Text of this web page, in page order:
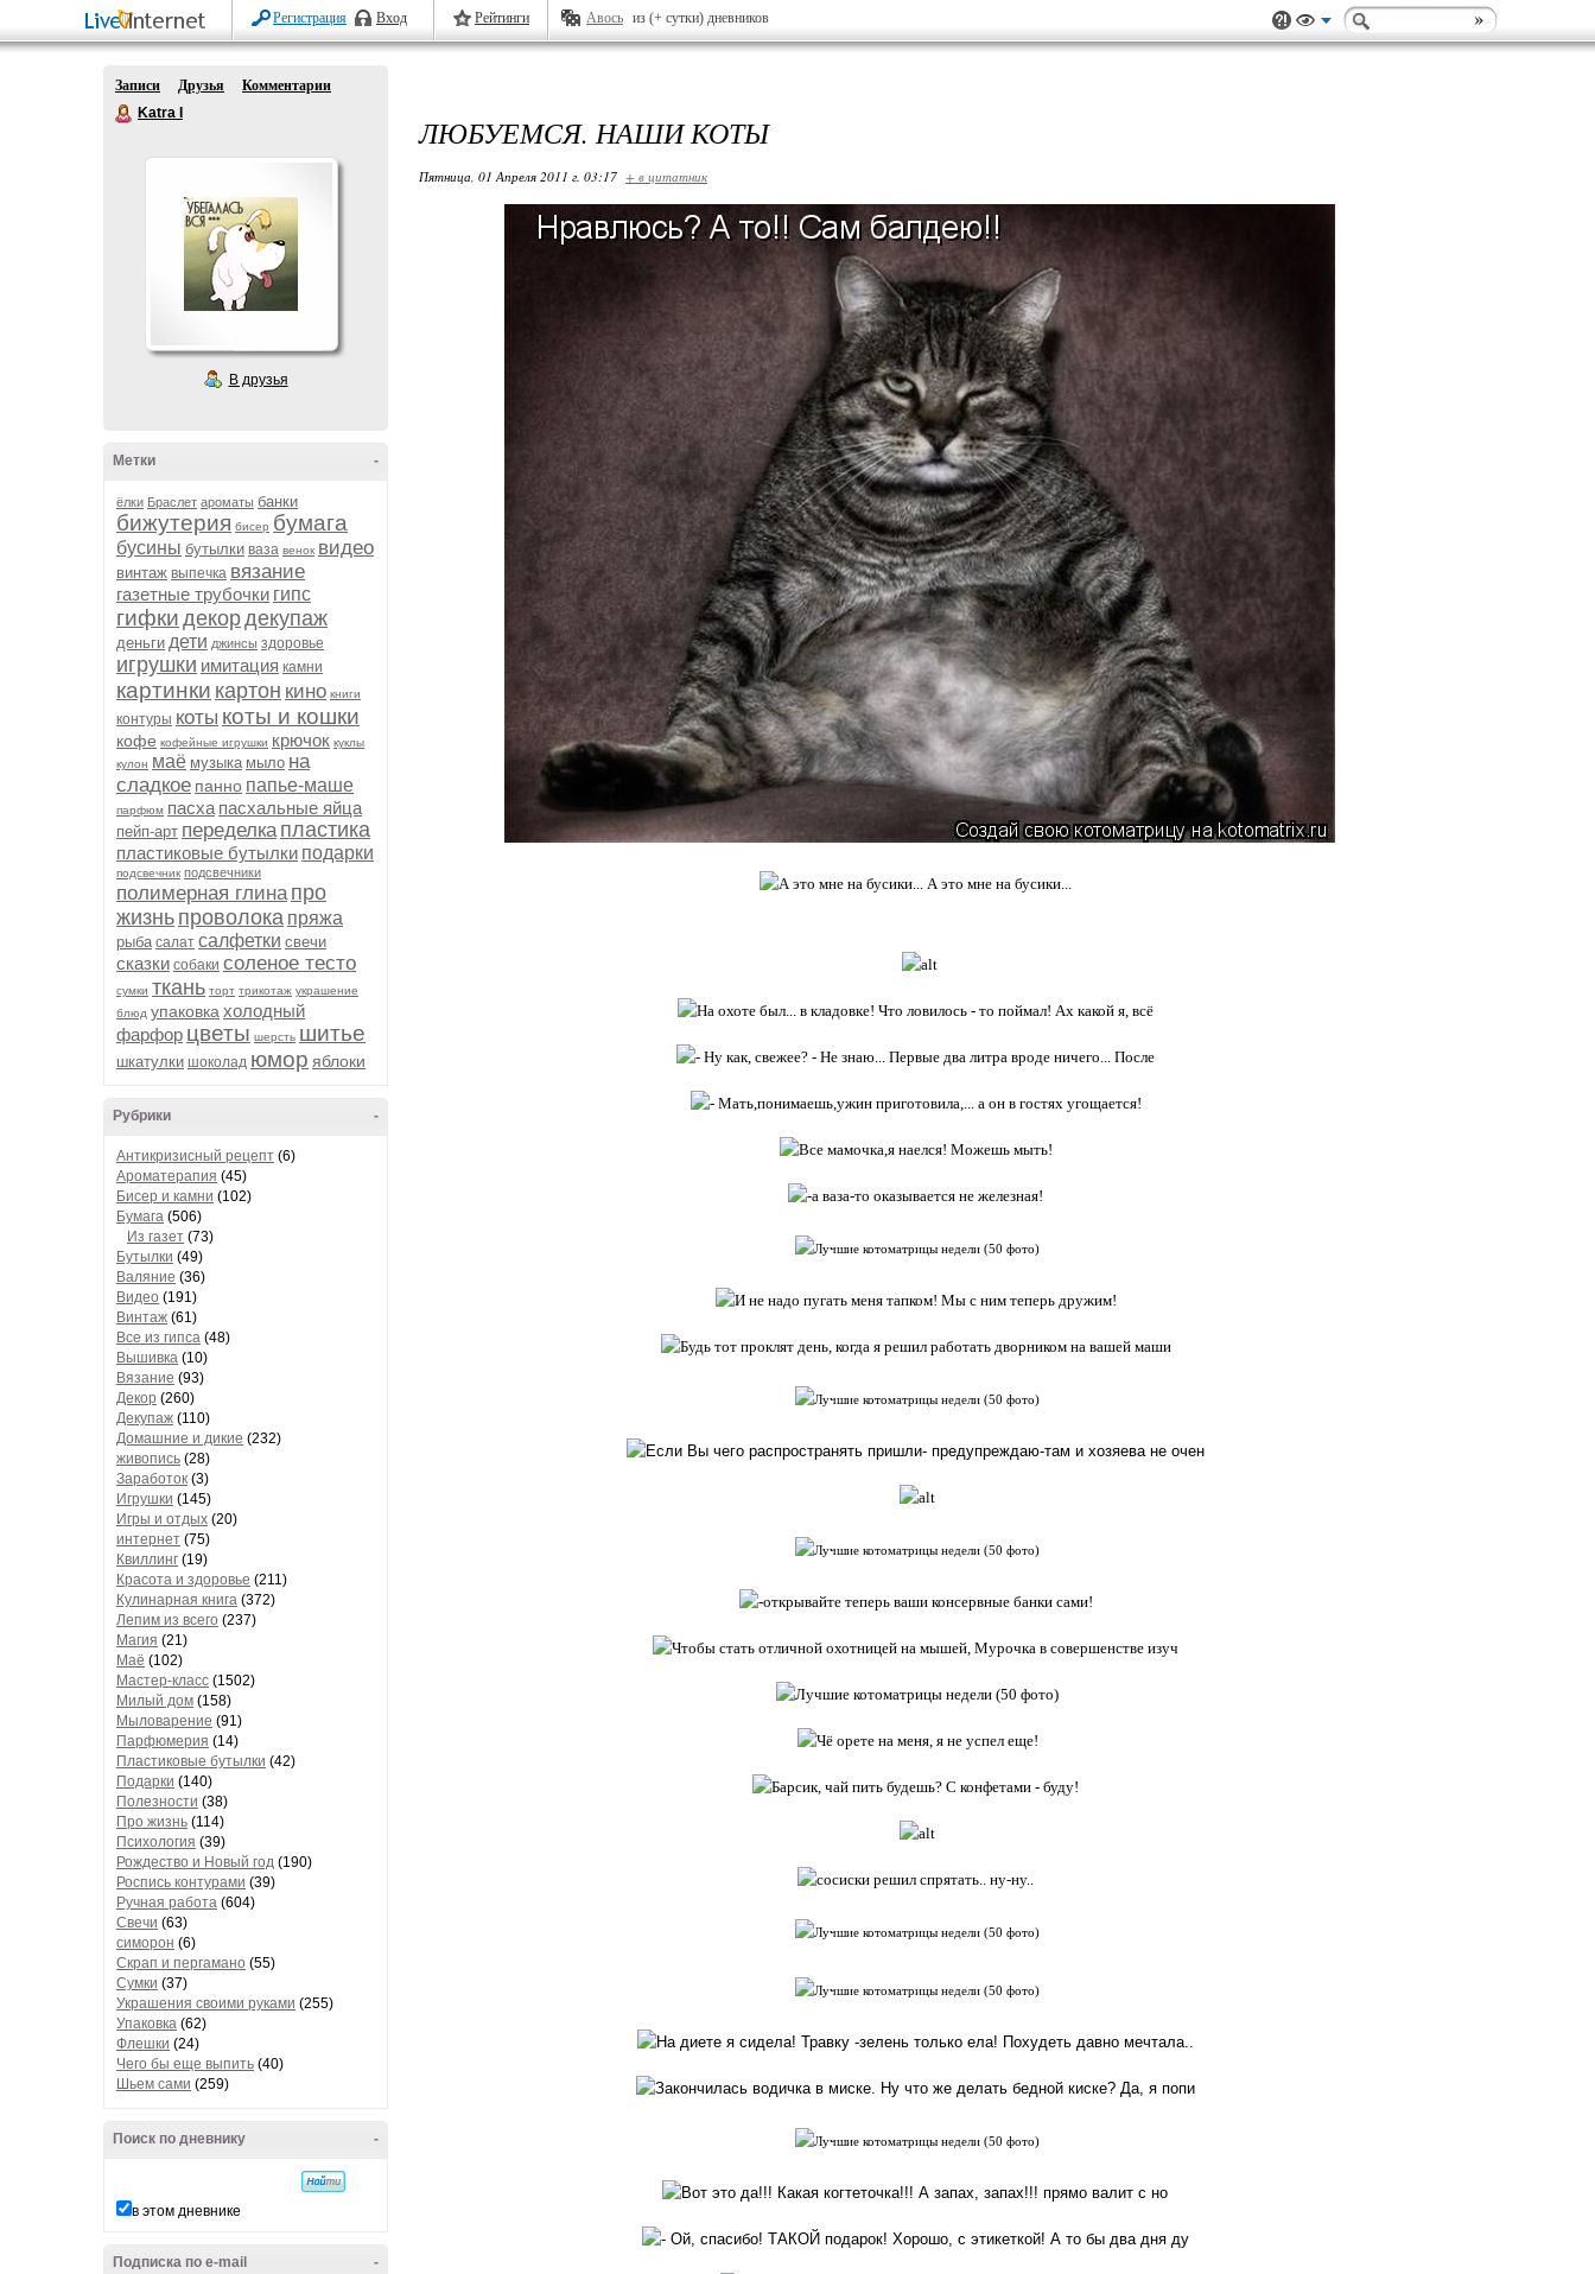
Регистрация Вход Рейтинги Авось из (+ сутки) дневников
Записи Друзья
Комментарии
Katra I
В друзья
-
Метки
ёлки Браслет ароматы банки
бижутерия бисер бумага
бусины бутылки ваза венок видео
винтаж выпечка вязание
газетные трубочки гипс
гифки декордекупаж
деньги дети джинсы здоровье
игрушки имитация камни
картинки картон кино книги
контуры коты коты и кошки
кофе кофейные игрушки крючок куклы
кулон маё музыка мыло на
сладкое панно папье-маше
парфюм пасха пасхальные яйца
пейп-арт переделка пластика
пластиковые бутылки подарки
подсвечник подсвечники
полимерная глина про
жизнь проволока пряжа
рыба салат салфетки свечи
сказки собаки соленое тесто
сумки ткань торт трикотаж украшение
блюд упаковка холодный
фарфор цветы шерсть шитье
шкатулки шоколад юмор яблоки
-
Рубрики
Антикризисный рецепт (6)
Ароматерапия (45)
Бисер и камни (102)
Бумага (506)
Из газет (73)
Бутылки (49)
Валяние (36)
Видео (191)
Винтаж (61)
Все из гипса (48)
Вышивка (10)
Вязание (93)
Декор (260)
Декупаж (110)
Домашние и дикие (232)
живопись (28)
Заработок (3)
Игрушки (145)
Игры и отдых (20)
интернет (75)
Квиллинг (19)
Красота и здоровье (211)
Кулинарная книга (372)
Лепим из всего (237)
Магия (21)
Маё (102)
Мастер-класс (1502)
Милый дом (158)
Мыловарение (91)
Парфюмерия (14)
Пластиковые бутылки (42)
Подарки (140)
Полезности (38)
Про жизнь (114)
Психология (39)
Рождество и Новый год (190)
Роспись контурами (39)
Ручная работа (604)
Свечи (63)
симорон (6)
Скрап и пергамано (55)
Сумки (37)
Украшения своими руками (255)
Упаковка (62)
Флешки (24)
Чего бы еще выпить (40)
Шьем сами (259)
-
Поиск по дневнику
в этом дневнике
-
Подписка по e-mail
ЛЮБУЕМСЯ. НАШИ КОТЫ
Пятница, 01 Апреля 2011 г. 03:17 + в цитатник